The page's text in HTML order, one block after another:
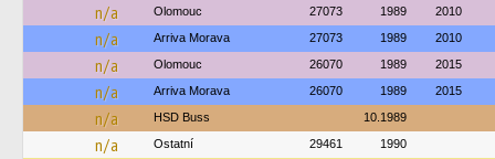
n/a Olomouc 27073 1989 2010
n/a Arriva Morava 27073 1989 2010
n/a Olomouc 26070 1989 2015
n/a Arriva Morava 26070 1989 2015
n/a HSD Buss 10.1989
n/a Ostatní 29461 1990